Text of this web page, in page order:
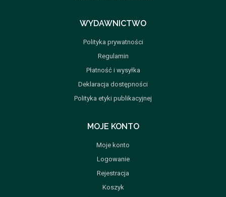
WYDAWNICTWO
Polityka prywatności
Regulamin
Płatność i wysyłka
Deklaracja dostępności
Polityka etyki publikacyjnej
MOJE KONTO
Moje konto
Logowanie
Rejestracja
Koszyk